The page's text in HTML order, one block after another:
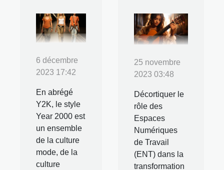
6 décembre
2023 17:42
En abrégé
Y2K, le style
Year 2000 est
un ensemble
de la culture
mode, de la
culture
25 novembre
2023 03:48
Décortiquer le
rôle des
Espaces
Numériques
de Travail
(ENT) dans la
transformation